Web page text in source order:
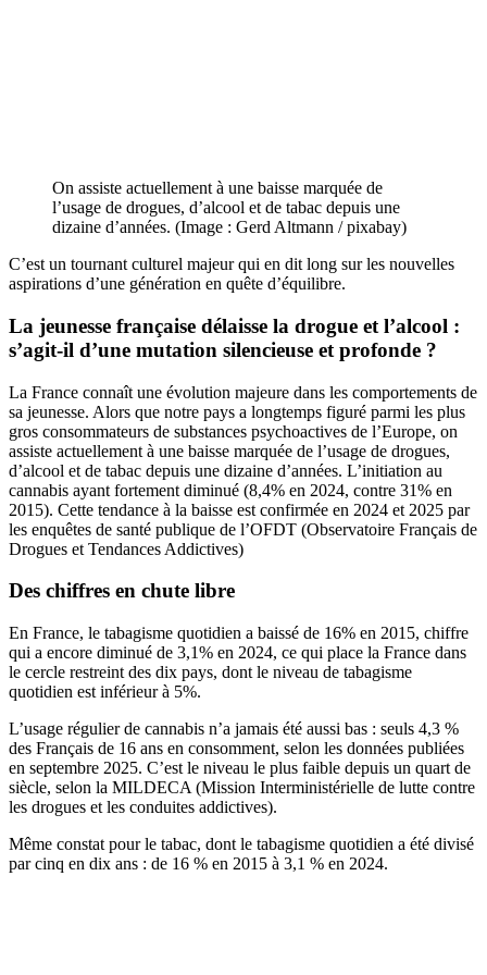
On assiste actuellement à une baisse marquée de
l’usage de drogues, d’alcool et de tabac depuis une
dizaine d’années. (Image : Gerd Altmann / pixabay)
C’est un tournant culturel majeur qui en dit long sur les nouvelles
aspirations d’une génération en quête d’équilibre.
La jeunesse française délaisse la drogue et l’alcool :
s’agit-il d’une mutation silencieuse et profonde ?
La France connaît une évolution majeure dans les comportements de
sa jeunesse. Alors que notre pays a longtemps figuré parmi les plus
gros consommateurs de substances psychoactives de l’Europe, on
assiste actuellement à une baisse marquée de l’usage de drogues,
d’alcool et de tabac depuis une dizaine d’années. L’initiation au
cannabis ayant fortement diminué (8,4% en 2024, contre 31% en
2015). Cette tendance à la baisse est confirmée en 2024 et 2025 par
les enquêtes de santé publique de l’OFDT (Observatoire Français de
Drogues et Tendances Addictives)
Des chiffres en chute libre
En France, le tabagisme quotidien a baissé de 16% en 2015, chiffre
qui a encore diminué de 3,1% en 2024, ce qui place la France dans
le cercle restreint des dix pays, dont le niveau de tabagisme
quotidien est inférieur à 5%.
L’usage régulier de cannabis n’a jamais été aussi bas : seuls 4,3 %
des Français de 16 ans en consomment, selon les données publiées
en septembre 2025. C’est le niveau le plus faible depuis un quart de
siècle, selon la MILDECA (Mission Interministérielle de lutte contre
les drogues et les conduites addictives).
Même constat pour le tabac, dont le tabagisme quotidien a été divisé
par cinq en dix ans : de 16 % en 2015 à 3,1 % en 2024.